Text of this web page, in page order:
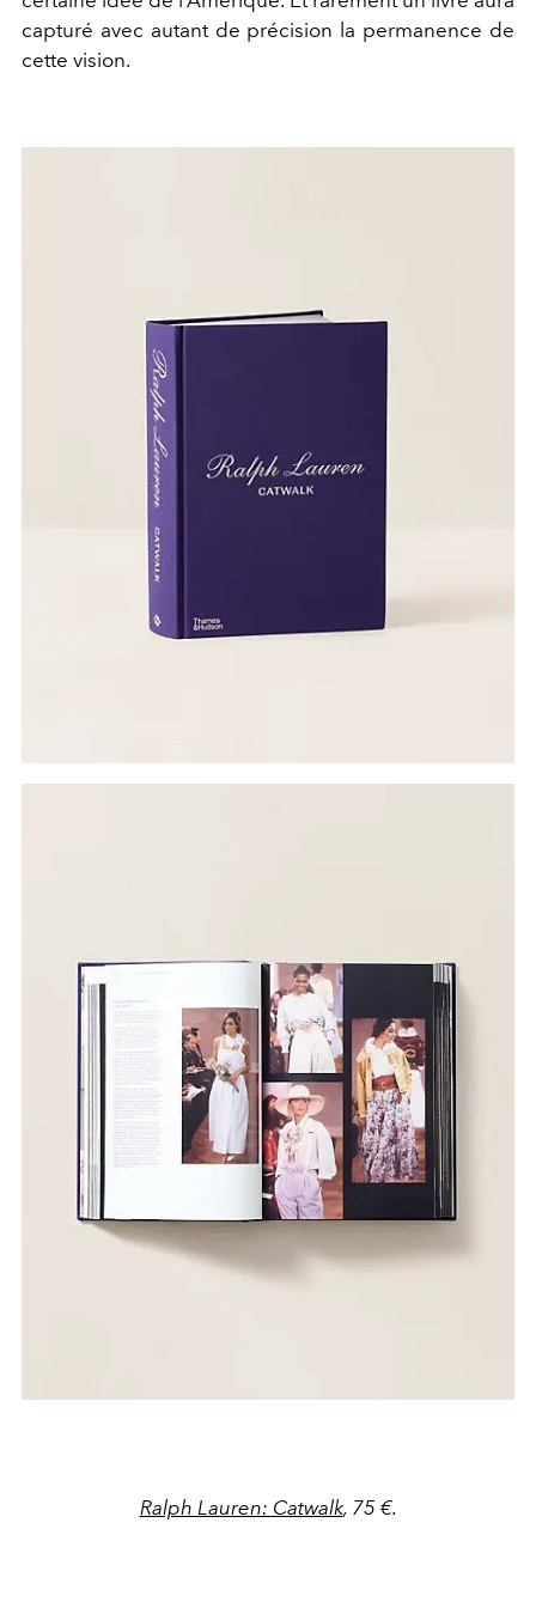
capturé avec autant de précision la permanence de
cette vision.
Ralph Lauren: Catwalk, 75 €.